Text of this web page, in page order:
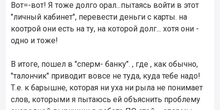
Вот=-вот! Я тоже долго орал...пытаясь войти в этот
"личный кабинет", перевести деньги с карты. на
коотрой они есть на ту, на которой долг... хотя они -
одно и тоже!
В итоге, пошел в "сперм- банку". , где , как обычно,
"талончик" приводит вовсе не туда, куда тебе надо!
Т.е. к барышне, которая ни уха ни рыла не понимает
слов, которыми я пытаюсь ей объяснить проблему